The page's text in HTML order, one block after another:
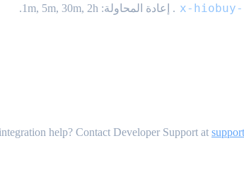
x- . إعادة المحاولة: 1m, 5m, 30m, 2h.
help? Contact Developer Support at